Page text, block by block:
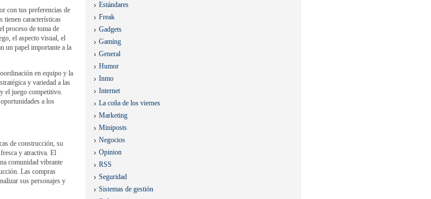
con tus preferencias de
tienen características
proceso de toma de
el aspecto visual, el
un papel importante a la
en equipo y la
y variedad a las
el juego competitivo.
a los
de construcción, su
y atractiva. El
comunidad vibrante
Las compras
sus personajes y
Estándares
Freak
Gadgets
Gaming
General
Humor
Inmo
Internet
La coña de los viernes
Marketing
Miniposts
Negocios
Opinion
RSS
Seguridad
Sistemas de gestión